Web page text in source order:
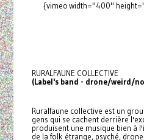
{vimeo width="400"
RURALFAUNE COLLECTIVE
(Label's band - drone/weird/
Ruralfaune collective est un
gens qui se cachent derrière
produisent une musique bien à
de la folk étrange, psyché,